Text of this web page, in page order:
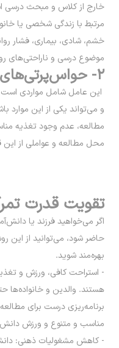
خارج از کلاس و مبحث درسی
مرتبط با زندگی شخصی یا
خشم، شادی، بیماری، فشار
موضوع درسی و ناراحتی‌های
۲- حواس‌پرتی‌های بیرونی
این عامل شامل مواردی است
و می‌تواند یکی از این
مطالعه، عدم وجود تغذیه
محل مطالعه و عواملی از این
تقویت قدرت
اگر می‌خواهید فرزند یا
حاضر شود، می‌توانید از این
بهره‌مند شوید.
- استراحت کافی، ورزش و
هستند. والدین و خانواده‌ها
برنامه‌ریزی درست برای
مناسب و متنوع و ورزش
- کاهش مشغولیات ذهنی: